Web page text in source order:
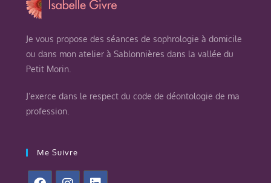
Je vous propose des séances de sophrologie à domicile
ou dans mon atelier à Sablonnières dans la vallée du
Petit Morin.
J’exerce dans le respect du code de déontologie de ma
profession.
Me Suivre